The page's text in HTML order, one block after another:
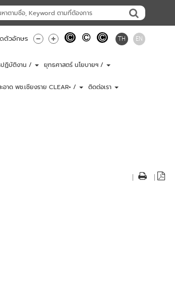
ตัวอักษร TH EN
ปฏิบัติงาน / ยุทธศาสตร์ นโยบายฯ /
าด พช.เชียงราย CLEAR+ / ติดต่อเรา
| |